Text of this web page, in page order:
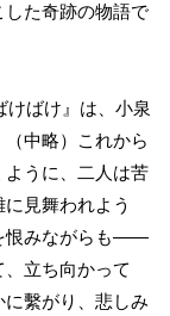
した奇跡の物語で
けばけ』は、小泉
中略）これから
うに、二人は苦
見舞われよう
恨みながらも――
立ち向かって
繫がり、悲しみ